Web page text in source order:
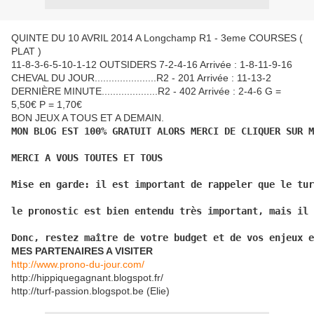
QUINTE DU 10 AVRIL 2014 A Longchamp R1 - 3eme COURSES (
PLAT )
11-8-3-6-5-10-1-12 OUTSIDERS 7-2-4-16 Arrivée : 1-8-11-9-16
CHEVAL DU JOUR......................R2 - 201 Arrivée : 11-13-2
DERNIÈRE MINUTE....................R2 - 402 Arrivée : 2-4-6 G =
5,50€ P = 1,70€
BON JEUX A TOUS ET A DEMAIN.
MON BLOG EST 100% GRATUIT ALORS MERCI DE CLIQUER
MERCI A VOUS TOUTES ET TOUS
Mise en garde: il est important de rappeler que le
le pronostic est bien entendu très important, mais il
Donc, restez maître de votre budget et de vos enjeux
MES PARTENAIRES A VISITER
http://www.prono-du-jour.com/
http://hippiquegagnant.blogspot.fr/
http://turf-passion.blogspot.be (Elie)